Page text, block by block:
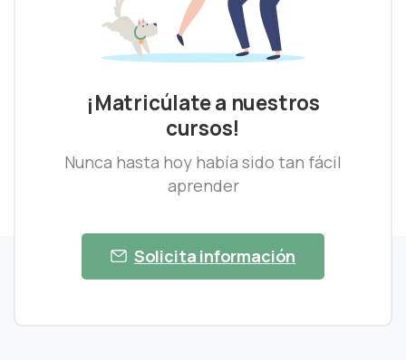
¡Matricúlate a nuestros
cursos!
Nunca hasta hoy había sido tan fácil
aprender
Solicita información